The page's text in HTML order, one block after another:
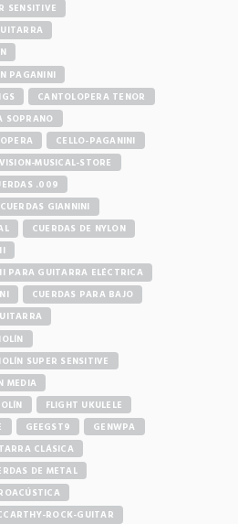
SENSITIVE
PAGANINI
CANTOLOPERA TENOR
SOPRANO
CELLO-PAGANINI
MUSICAL-STORE
.009
GIANNINI
CUERDAS DE NYLON
PARA GUITARRA ELÉCTRICA
CUERDAS PARA BAJO
SUPER SENSITIVE
MEDIA
FLIGHT UKULELE
GEEGST9
GENWPA
CLÁSICA
DE METAL
ROCK-GUITAR